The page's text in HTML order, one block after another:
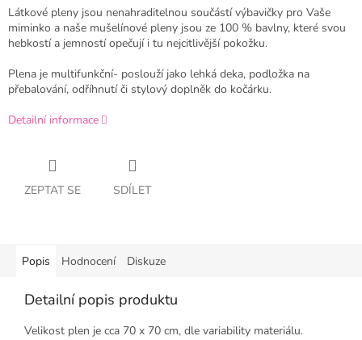
Látkové pleny jsou nenahraditelnou součástí výbavičky pro Vaše
miminko a naše mušelínové pleny jsou ze 100 % bavlny, které svou
hebkostí a jemností opečují i tu nejcitlivější pokožku.
Plena je multifunkční- poslouží jako lehká deka, podložka na
přebalování, odříhnutí či stylový doplněk do kočárku.
Detailní informace
ZEPTAT SE SDÍLET
Popis Hodnocení Diskuze
Detailní popis produktu
Velikost plen je cca 70 x 70 cm, dle variability materiálu.